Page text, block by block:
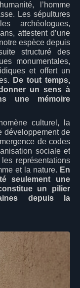
l’homme
Les sépultures
archéologues,
attestent d’une
espèce depuis
structuré des
monumentales,
et offert un
De tout temps,
un sens à
une mémoire
culturel, la
développement de
de codes
sociale et
représentations
et la nature. En
seulement une
un pilier
depuis la